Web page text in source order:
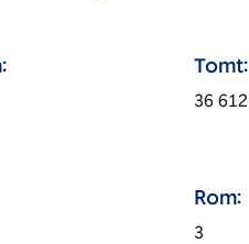
Tomt:
36 612
Rom:
3